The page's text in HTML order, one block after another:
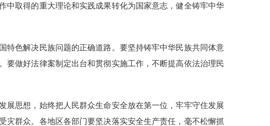
中取得的重大理论和实践成果转化为国家意志，健全铸牢中华
特色解决民族问题的正确道路。要坚持铸牢中华民族共同体意
要做好法律案制定出台和贯彻实施工作，不断提高依法治理民
展思想，始终把人民群众生命安全放在第一位，牢牢守住发展
群众。各地区各部门要坚决落实安全生产责任，毫不松懈抓